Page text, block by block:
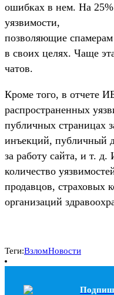
ошибках в нем. На
уязвимости,
позволяющие спамерам
в своих целях. Чаще
чатов.
Кроме того, в отчете
распространенных
публичных страницах
инъекций, публичный
за работу сайта, и т.
количество
продавцов,
организаций
Теги:ВзломНовости